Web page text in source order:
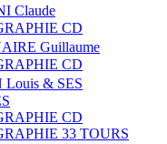
Claude
CD
Guillaume
CD
& SES
CD
33 TOURS